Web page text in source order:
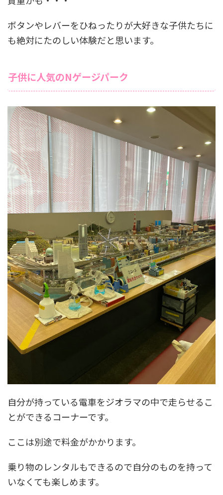
ボタンやレバーをひねったりが大好きな子供たちに
も絶対にたのしい体験だと思います。
子供に人気のNゲージパーク
自分が持っている電車をジオラマの中で走らせるこ
とができるコーナーです。
ここは別途で料金がかかります。
乗り物のレンタルもできるので自分のものを持って
いなくても楽しめます。